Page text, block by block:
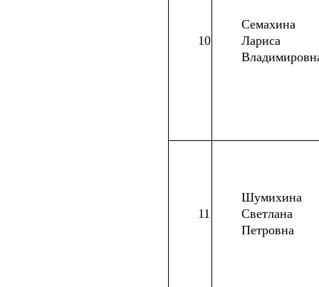
10
Семахина
Лариса
11
Шумихина
Светлана
Петровна